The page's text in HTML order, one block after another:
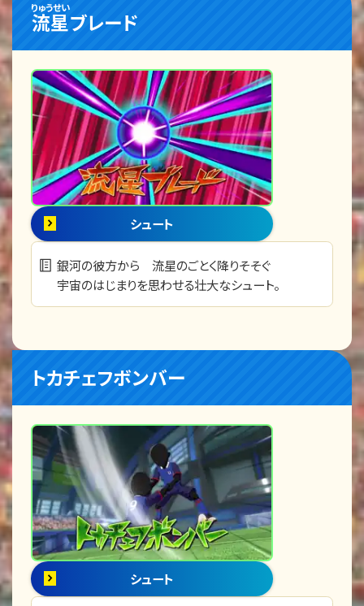
流星
りゅうせい
ブレード
シュート
銀河の彼方から 流星のごとく降りそそぐ
宇宙のはじまりを思わせる壮大なシュート。
トカチェフボンバー
シュート